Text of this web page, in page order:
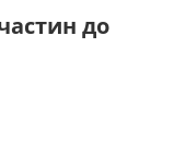
до